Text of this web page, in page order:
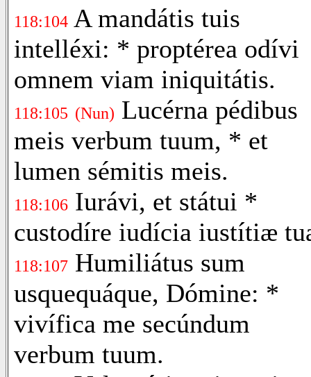
118:104 A mandátis tuis
intelléxi: * proptérea odívi
omnem viam iniquitátis.
118:105 (Nun) Lucérna pédibus
meis verbum tuum, * et
lumen sémitis meis.
118:106 Iurávi, et státui *
custodíre iudícia iustítiæ
118:107 Humiliátus sum
usquequáque, Dómine: *
vivífica me secúndum
verbum tuum.